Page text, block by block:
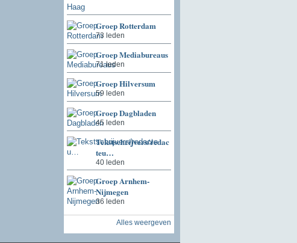
Groep Rotterdam
73 leden
Groep Mediabureaus
71 leden
Groep Hilversum
59 leden
Groep Dagbladen
45 leden
Tekstschrijvers/redac
teu…
40 leden
Groep Arnhem-
Nijmegen
36 leden
Alles weergeven